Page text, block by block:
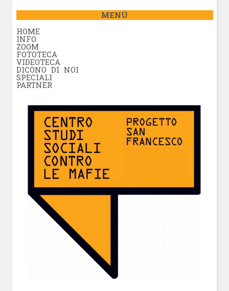
MENÚ
HOME
INFO
ZOOM
FOTOTECA
VIDEOTECA
DICONO DI NOI
SPECIALI
PARTNER